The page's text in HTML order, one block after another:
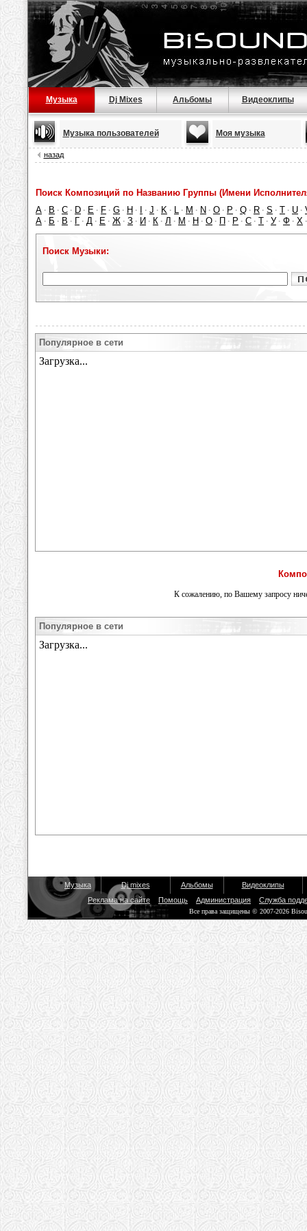
Музыка Dj Mixes Альбомы Видеоклипы
Музыка пользователей Моя музыка
назад
Поиск Композиций по Названию Группы (Имени
A · B · C · D · E · F · G · H · · J · K · L · M · N · O · P · Q · R · S · T · U ·
А · Б · В · Г · Д · Е · Ж · З · И · К · Л · М · Н · О · П · Р · С · Т · У · Ф · Х
Поиск Музыки:
Популярное в сети
К сожалению, по Вашему запросу
Популярное в сети
Музыка Dj mixes Альбомы
Видеоклипы
Реклама на сайте
Помощь Администрация Служба
Все права защищены © 2007-2026